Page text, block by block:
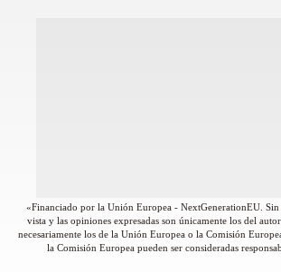
«Financiado por la Unión Europea - NextGenerationEU.
vista y las opiniones expresadas son únicamente los del
necesariamente los de la Unión Europea o la Comisión
la Comisión Europea pueden ser consideradas